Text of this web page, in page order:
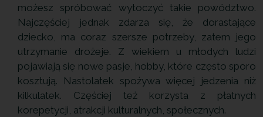
możesz spróbować wytoczyć takie powództwo.
Najczęściej jednak zdarza się, że dorastające
dziecko, ma coraz szersze potrzeby, zatem jego
utrzymanie drożeje. Z wiekiem u młodych ludzi
pojawiają się nowe pasje, hobby, które często sporo
kosztują. Nastolatek spożywa więcej jedzenia niż
kilkulatek. Częściej też korzysta z płatnych
korepetycji, atrakcji kulturalnych, społecznych.